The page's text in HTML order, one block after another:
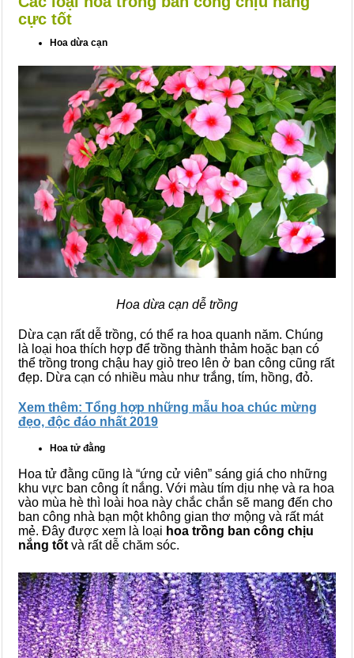
cực tốt
Hoa dừa cạn
Hoa dừa cạn dễ trồng
Dừa cạn rất dễ trồng, có thể ra hoa quanh năm. Chúng
là loại hoa thích hợp để trồng thành thảm hoặc bạn có
thể trồng trong chậu hay giỏ treo lên ở ban công cũng rất
đẹp. Dừa cạn có nhiều màu như trắng, tím, hồng, đỏ.
Xem thêm: Tổng hợp những mẫu hoa chúc mừng
đẹo, độc đáo nhất 2019
Hoa tử đằng
Hoa tử đằng cũng là “ứng cử viên” sáng giá cho những
khu vực ban công ít nắng. Với màu tím dịu nhẹ và ra hoa
vào mùa hè thì loài hoa này chắc chắn sẽ mang đến cho
ban công nhà bạn một không gian thơ mộng và rất mát
mẻ. Đây được xem là loại hoa trồng ban công chịu
nắng tốt và rất dễ chăm sóc.